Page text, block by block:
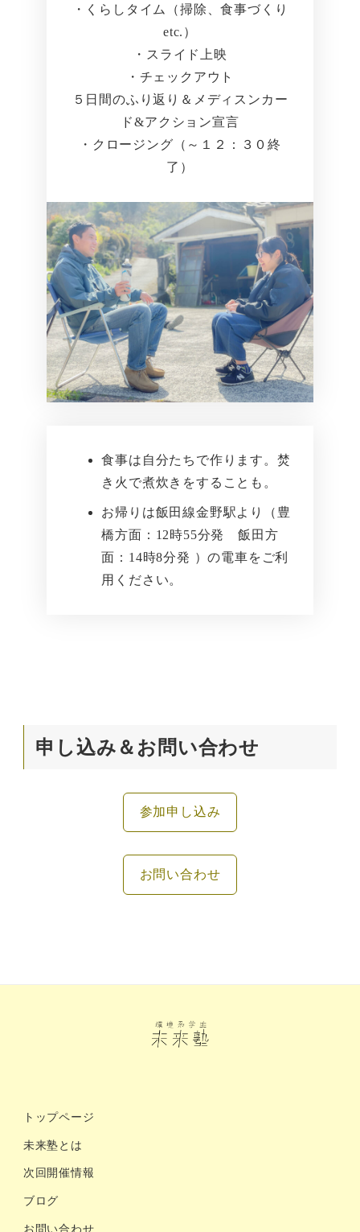
・くらしタイム（掃除、食事づくり
etc.）
・スライド上映
・チェックアウト
５日間のふり返り＆メディスンカー
ド&アクション宣言
・クロージング（～１２：３０終
了）
食事は自分たちで作ります。焚
き火で煮炊きをすることも。
お帰りは飯田線金野駅より（豊
橋方面：12時55分発 飯田方
面：14時8分発 ）の電車をご利
用ください。
申し込み＆お問い合わせ
参加申し込み
お問い合わせ
トップページ
未来塾とは
次回開催情報
ブログ
お問い合わせ